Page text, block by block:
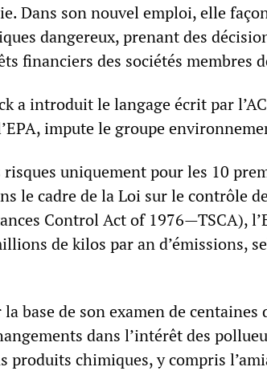
Dans son nouvel emploi, elle
dangereux, prenant des
financiers des sociétés membres
a introduit le langage écrit par
impute le groupe
risques uniquement pour les 10
le cadre de la Loi sur le contrôle
Control Act of 1976—TSCA),
de kilos par an d’émissions,
base de son examen de centaines
dans l’intérêt des
produits chimiques, y compris